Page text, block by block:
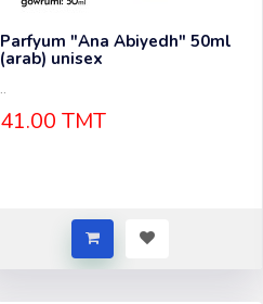
Parfyum "Ana Abiyedh" 50ml
(arab) unisex
..
41.00 TMT